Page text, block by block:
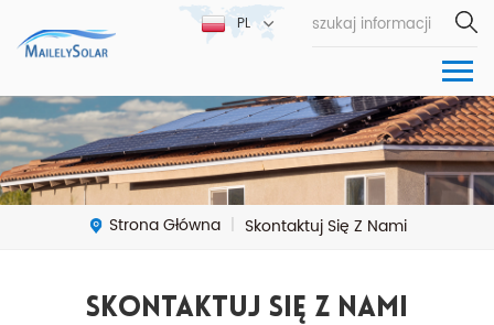
PL
Strona Główna | Skontaktuj Się Z Nami
Skontaktuj Się Z Nami